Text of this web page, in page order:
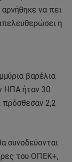
να πει
η
βαρέλια
ΗΠΑ ήταν 30
πρόσθεσαν 2,2
συνοδεύονται
του ΟΠΕΚ+,